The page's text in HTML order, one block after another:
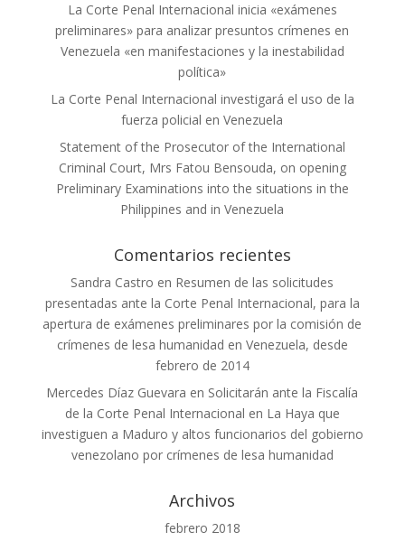
La Corte Penal Internacional inicia «exámenes
preliminares» para analizar presuntos crímenes en
Venezuela «en manifestaciones y la inestabilidad
política»
La Corte Penal Internacional investigará el uso de la
fuerza policial en Venezuela
Statement of the Prosecutor of the International
Criminal Court, Mrs Fatou Bensouda, on opening
Preliminary Examinations into the situations in the
Philippines and in Venezuela
Comentarios recientes
Sandra Castro en Resumen de las solicitudes
presentadas ante la Corte Penal Internacional, para la
apertura de exámenes preliminares por la comisión de
crímenes de lesa humanidad en Venezuela, desde
febrero de 2014
Mercedes Díaz Guevara en Solicitarán ante la Fiscalía
de la Corte Penal Internacional en La Haya que
investiguen a Maduro y altos funcionarios del gobierno
venezolano por crímenes de lesa humanidad
Archivos
febrero 2018